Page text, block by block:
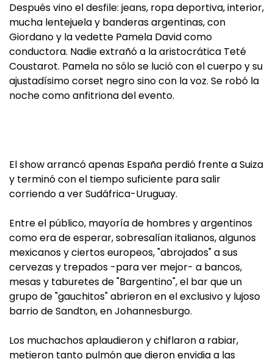
Después vino el desfile: jeans, ropa deportiva, interior,
mucha lentejuela y banderas argentinas, con
Giordano y la vedette Pamela David como
conductora. Nadie extrañó a la aristocrática Teté
Coustarot. Pamela no sólo se lució con el cuerpo y su
ajustadísimo corset negro sino con la voz. Se robó la
noche como anfitriona del evento.
El show arrancó apenas España perdió frente a Suiza
y terminó con el tiempo suficiente para salir
corriendo a ver Sudáfrica-Uruguay.
Entre el público, mayoría de hombres y argentinos
como era de esperar, sobresalían italianos, algunos
mexicanos y ciertos europeos, "abrojados" a sus
cervezas y trepados -para ver mejor- a bancos,
mesas y taburetes de "Bargentino", el bar que un
grupo de "gauchitos" abrieron en el exclusivo y lujoso
barrio de Sandton, en Johannesburgo.
Los muchachos aplaudieron y chiflaron a rabiar,
metieron tanto pulmón que dieron envidia a las